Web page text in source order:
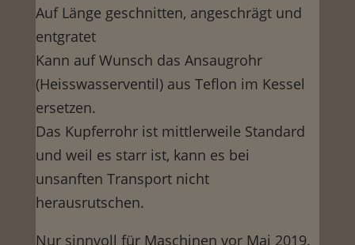
Auf Länge geschnitten, angeschrägt und
entgratet
Kann auf Wunsch das Ansaugrohr
(Heisswasserventil) aus Teflon im Kessel
ersetzen.
Das Kupferrohr ist mittlerweile Standard
und weil es starr ist, kann es bei
unsanften Transport nicht
herausrutschen.
Nur sinnvoll für Maschinen vor Mai 2019.